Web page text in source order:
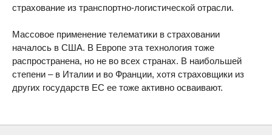
страхование из транспортно-логистической отрасли.
Массовое применение телематики в страховании
началось в США. В Европе эта технология тоже
распространена, но не во всех странах. В наибольшей
степени – в Италии и во Франции, хотя страховщики из
других государств ЕС ее тоже активно осваивают.